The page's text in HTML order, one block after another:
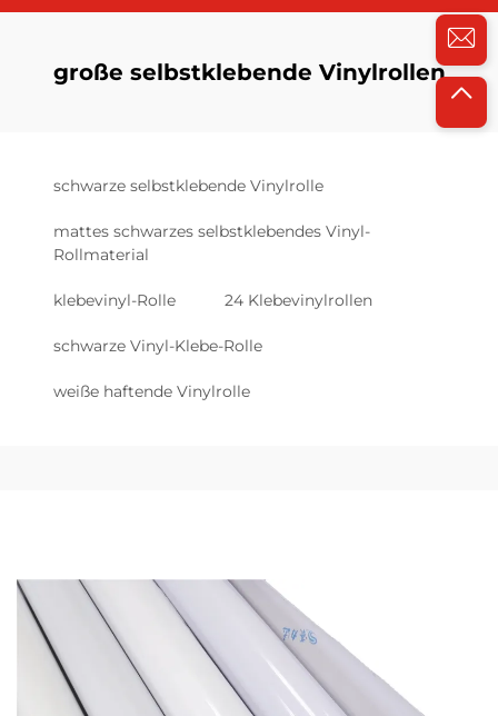
große selbstklebende Vinylrollen
schwarze selbstklebende Vinylrolle
mattes schwarzes selbstklebendes Vinyl-
Rollmaterial
klebevinyl-Rolle 24 Klebevinylrollen
schwarze Vinyl-Klebe-Rolle
weiße haftende Vinylrolle